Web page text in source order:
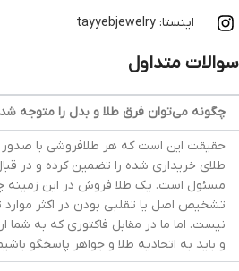
اینستا: tayyebjewelry
سوالات متداول
چگونه می‌توان فرق طلا و بدل را متوجه
حقیقت این است که هر طلافروشی با صدور
طلای خریداری شده را تضمین کرده و در
مسئول است. یک طلا فروش در این زمینه
تشخیص اصل یا تقلبی بودن در اکثر موارد
نیست. اما ما در مقابل فاکتوری که به شما
و باید به اتحادیه طلا و جواهر پاسخگو